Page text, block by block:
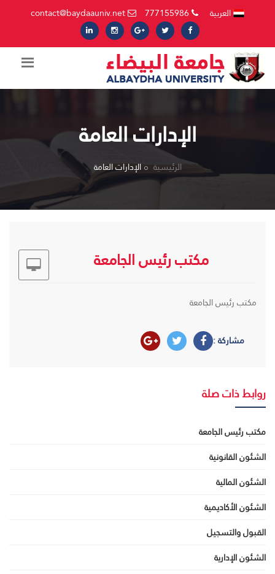
العربية 777155986
contact@baydaauniv.net
الإدارات العامة
الرئيسية الإدارات العامة
مكتب رئيس الجامعة
مكتب رئيس الجامعة
مشاركة :
روابط ذات صلة
مكتب رئيس الجامعة
الشئون القانونية
الشئون المالية
الشئون الأكاديمية
القبول والتسجيل
الشئون الإدارية